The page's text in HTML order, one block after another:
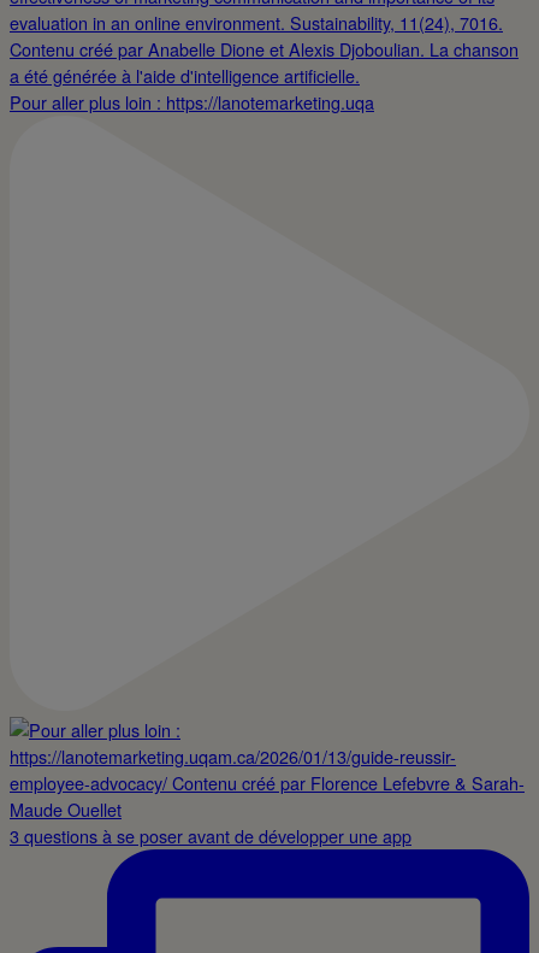
Pour aller plus loin : https://lanotemarketing.uqa
3 questions à se poser avant de développer une app